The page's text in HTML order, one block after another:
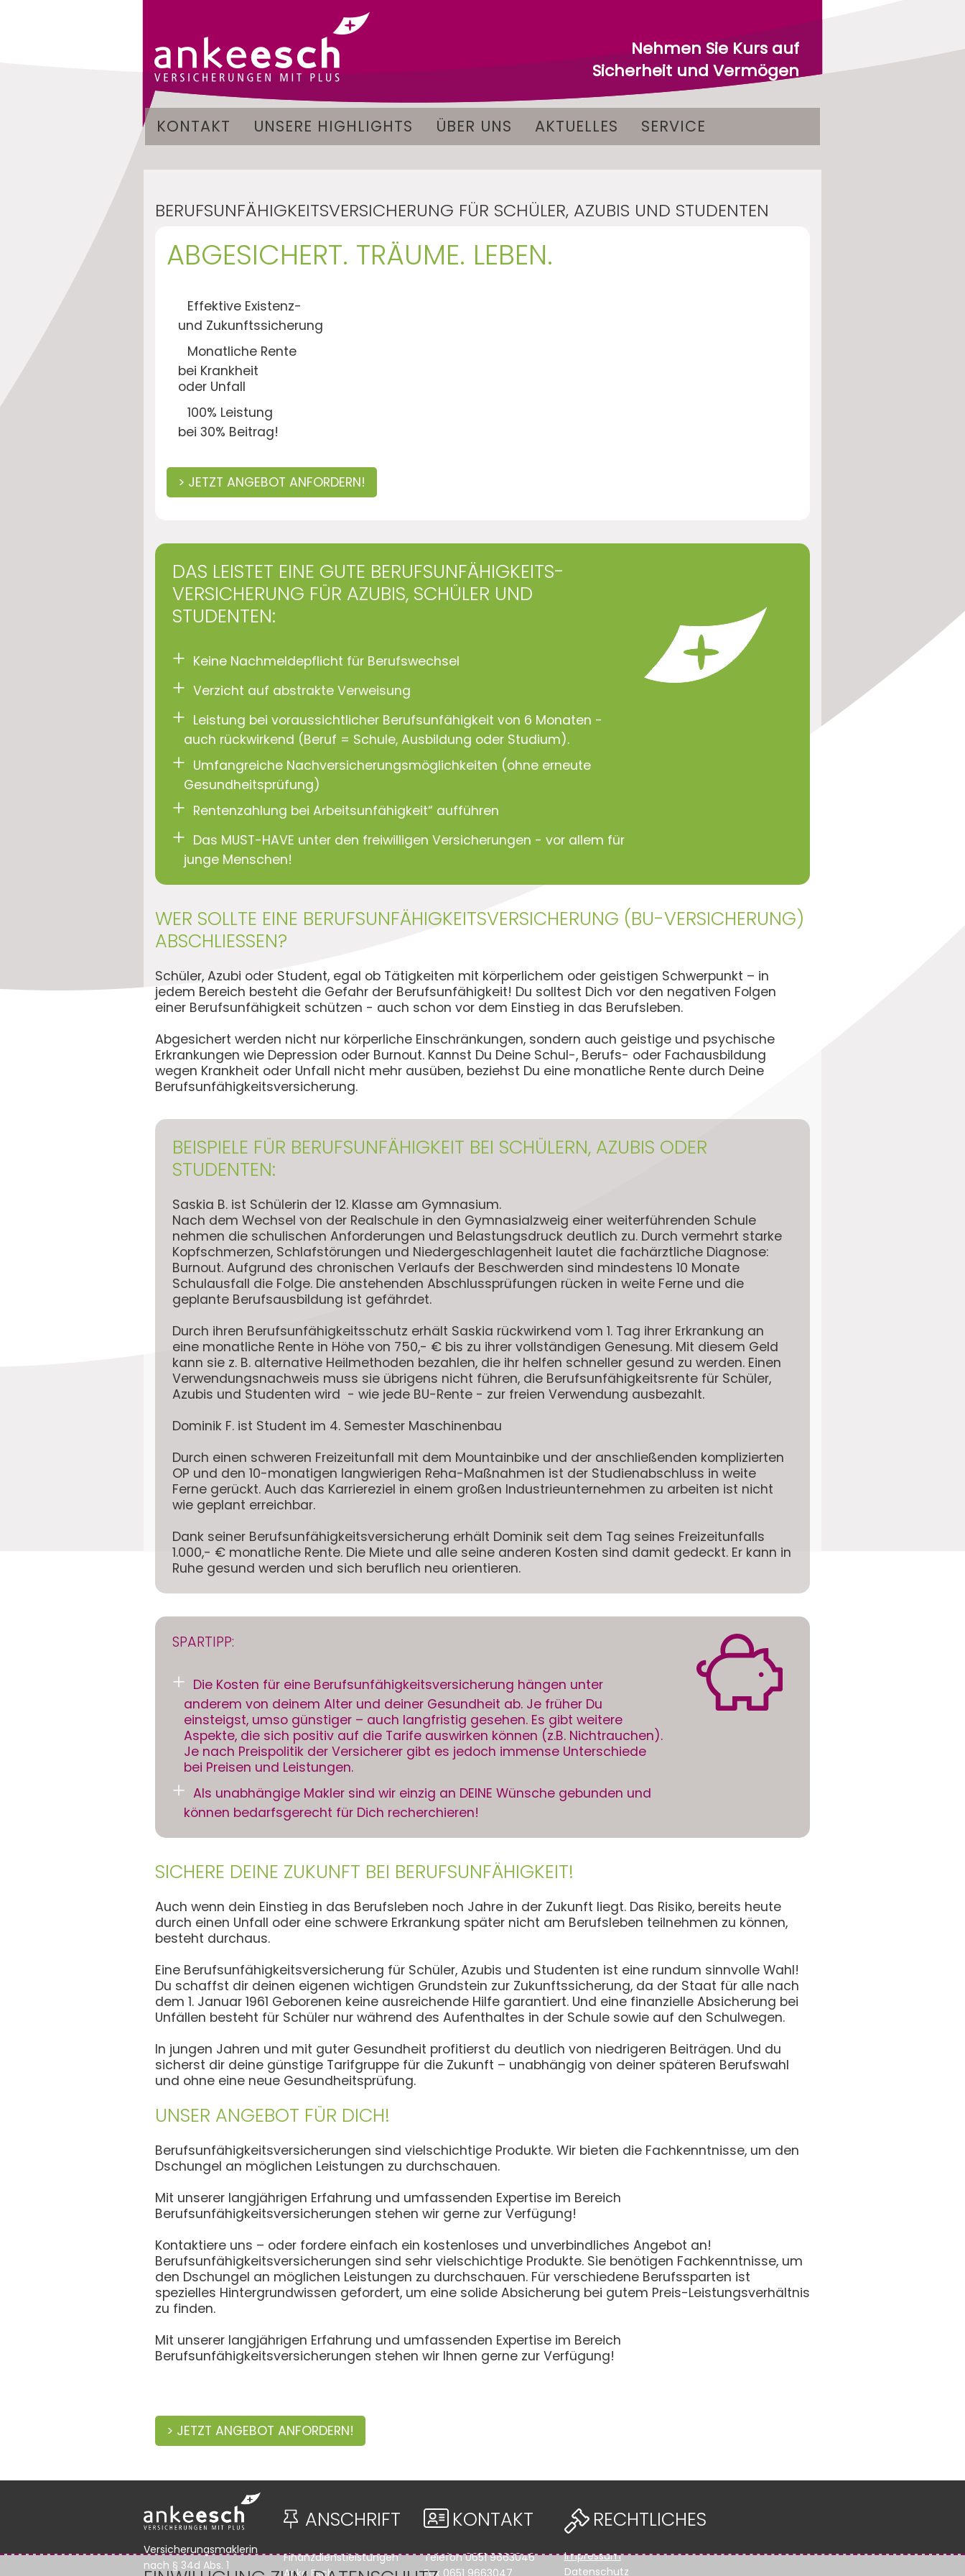
Nehmen Sie Kurs auf
Sicherheit und Vermögen
KONTAKT UNSERE HIGHLIGHTS ÜBER UNS AKTUELLES SERVICE
BERUFSUNFÄHIGKEITSVERSICHERUNG FÜR SCHÜLER, AZUBIS UND STUDENTEN
ABGESICHERT. TRÄUME. LEBEN.
Effektive Existenz-
und Zukunftssicherung
Monatliche Rente
bei Krankheit
oder Unfall
100% Leistung
bei 30% Beitrag!
> JETZT ANGEBOT ANFORDERN!
DAS LEISTET EINE GUTE BERUFSUNFÄHIGKEITS-
VERSICHERUNG FÜR AZUBIS, SCHÜLER UND
STUDENTEN:
Keine Nachmeldepflicht für Berufswechsel
Verzicht auf abstrakte Verweisung
Leistung bei voraussichtlicher Berufsunfähigkeit von 6 Monaten -
auch rückwirkend (Beruf = Schule, Ausbildung oder Studium).
Umfangreiche Nachversicherungsmöglichkeiten (ohne erneute
Gesundheitsprüfung)
Rentenzahlung bei Arbeitsunfähigkeit“ aufführen
Das MUST-HAVE unter den freiwilligen Versicherungen - vor allem für
junge Menschen!
WER SOLLTE EINE BERUFSUNFÄHIGKEITSVERSICHERUNG (BU-VERSICHERUNG)
ABSCHLIESSEN?
Schüler, Azubi oder Student, egal ob Tätigkeiten mit körperlichem oder geistigen Schwerpunkt – in
jedem Bereich besteht die Gefahr der Berufsunfähigkeit! Du solltest Dich vor den negativen Folgen
einer Berufsunfähigkeit schützen - auch schon vor dem Einstieg in das Berufsleben.
Abgesichert werden nicht nur körperliche Einschränkungen, sondern auch geistige und psychische
Erkrankungen wie Depression oder Burnout. Kannst Du Deine Schul-, Berufs- oder Fachausbildung
wegen Krankheit oder Unfall nicht mehr ausüben, beziehst Du eine monatliche Rente durch Deine
Berufsunfähigkeitsversicherung.
BEISPIELE FÜR BERUFSUNFÄHIGKEIT BEI SCHÜLERN, AZUBIS ODER
STUDENTEN:
Saskia B. ist Schülerin der 12. Klasse am Gymnasium.
Nach dem Wechsel von der Realschule in den Gymnasialzweig einer weiterführenden Schule
nehmen die schulischen Anforderungen und Belastungsdruck deutlich zu. Durch vermehrt starke
Kopfschmerzen, Schlafstörungen und Niedergeschlagenheit lautet die fachärztliche Diagnose:
Burnout. Aufgrund des chronischen Verlaufs der Beschwerden sind mindestens 10 Monate
Schulausfall die Folge. Die anstehenden Abschlussprüfungen rücken in weite Ferne und die
geplante Berufsausbildung ist gefährdet.
Durch ihren Berufsunfähigkeitsschutz erhält Saskia rückwirkend vom 1. Tag ihrer Erkrankung an
eine monatliche Rente in Höhe von 750,- € bis zu ihrer vollständigen Genesung. Mit diesem Geld
kann sie z. B. alternative Heilmethoden bezahlen, die ihr helfen schneller gesund zu werden. Einen
Verwendungsnachweis muss sie übrigens nicht führen, die Berufsunfähigkeitsrente für Schüler,
Azubis und Studenten wird - wie jede BU-Rente - zur freien Verwendung ausbezahlt.
Dominik F. ist Student im 4. Semester Maschinenbau
Durch einen schweren Freizeitunfall mit dem Mountainbike und der anschließenden komplizierten
OP und den 10-monatigen langwierigen Reha-Maßnahmen ist der Studienabschluss in weite
Ferne gerückt. Auch das Karriereziel in einem großen Industrieunternehmen zu arbeiten ist nicht
wie geplant erreichbar.
Dank seiner Berufsunfähigkeitsversicherung erhält Dominik seit dem Tag seines Freizeitunfalls
1.000,- € monatliche Rente. Die Miete und alle seine anderen Kosten sind damit gedeckt. Er kann in
Ruhe gesund werden und sich beruflich neu orientieren.
SPARTIPP:
Die Kosten für eine Berufsunfähigkeitsversicherung hängen unter
anderem von deinem Alter und deiner Gesundheit ab. Je früher Du
einsteigst, umso günstiger – auch langfristig gesehen. Es gibt weitere
Aspekte, die sich positiv auf die Tarife auswirken können (z.B. Nichtrauchen).
Je nach Preispolitik der Versicherer gibt es jedoch immense Unterschiede
bei Preisen und Leistungen.
Als unabhängige Makler sind wir einzig an DEINE Wünsche gebunden und
können bedarfsgerecht für Dich recherchieren!
SICHERE DEINE ZUKUNFT BEI BERUFSUNFÄHIGKEIT!
Auch wenn dein Einstieg in das Berufsleben noch Jahre in der Zukunft liegt. Das Risiko, bereits heute
durch einen Unfall oder eine schwere Erkrankung später nicht am Berufsleben teilnehmen zu können,
besteht durchaus.
Eine Berufsunfähigkeitsversicherung für Schüler, Azubis und Studenten ist eine rundum sinnvolle Wahl!
Du schaffst dir deinen eigenen wichtigen Grundstein zur Zukunftssicherung, da der Staat für alle nach
dem 1. Januar 1961 Geborenen keine ausreichende Hilfe garantiert. Und eine finanzielle Absicherung bei
Unfällen besteht für Schüler nur während des Aufenthaltes in der Schule sowie auf den Schulwegen.
In jungen Jahren und mit guter Gesundheit profitierst du deutlich von niedrigeren Beiträgen. Und du
sicherst dir deine günstige Tarifgruppe für die Zukunft – unabhängig von deiner späteren Berufswahl
und ohne eine neue Gesundheitsprüfung.
UNSER ANGEBOT FÜR DICH!
Berufsunfähigkeitsversicherungen sind vielschichtige Produkte. Wir bieten die Fachkenntnisse, um den
Dschungel an möglichen Leistungen zu durchschauen.
Mit unserer langjährigen Erfahrung und umfassenden Expertise im Bereich
Berufsunfähigkeitsversicherungen stehen wir gerne zur Verfügung!
Kontaktiere uns – oder fordere einfach ein kostenloses und unverbindliches Angebot an!
Berufsunfähigkeitsversicherungen sind sehr vielschichtige Produkte. Sie benötigen Fachkenntnisse, um
den Dschungel an möglichen Leistungen zu durchschauen. Für verschiedene Berufssparten ist
spezielles Hintergrundwissen gefordert, um eine solide Absicherung bei gutem Preis-Leistungsverhältnis
zu finden.
Mit unserer langjährigen Erfahrung und umfassenden Expertise im Bereich
Berufsunfähigkeitsversicherungen stehen wir Ihnen gerne zur Verfügung!
> JETZT ANGEBOT ANFORDERN!
Versicherungsmaklerin
nach § 34d Abs. 1
ANSCHRIFT
Finanzdienstleistungen
Anke Esch
KONTAKT
Telefon0651 9663046
Fax 0651 9663047
RECHTLICHES
Impressum
Datenschutz